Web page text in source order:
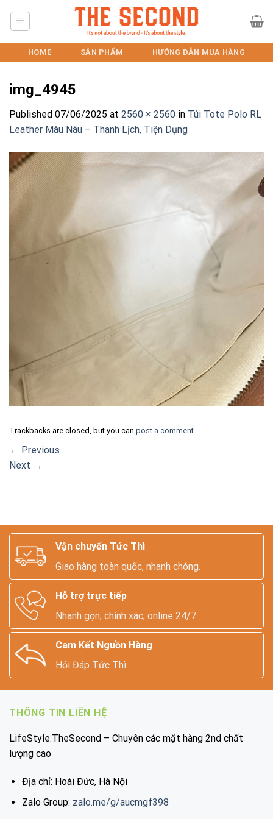
HOME SẢN PHẨM HƯỚNG DẪN MUA HÀNG
img_4945
Published 07/06/2025 at 2560 × 2560 in Túi Tote Polo RL
Leather Màu Nâu – Thanh Lịch, Tiện Dụng
Trackbacks are closed, but you can post a comment.
← Previous
Next →
Vận chuyển Tức Thì
Giao hàng toàn quốc, nhanh chóng.
Hỗ trợ trực tiếp
Nhanh gọn, chính xác, online 24/7
Cam Kết Nguồn Hàng
Hỏi Đáp Tức Thì
THÔNG TIN LIÊN HỆ
LifeStyle.TheSecond – Chuyên các mặt hàng 2nd chất
lượng cao
Địa chỉ: Hoài Đức, Hà Nội
Zalo Group: zalo.me/g/aucmgf398